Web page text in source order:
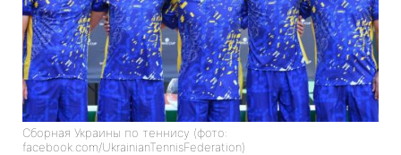
Сборная Украины по теннису (фото:
facebook.com/UkrainianTennisFederation)